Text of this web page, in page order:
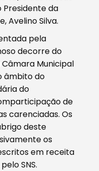
Presidente da
Avelino Silva.
pela
decorre do
Municipal
âmbito do
do
de
carenciadas. Os
deste
os
em receita
SNS.